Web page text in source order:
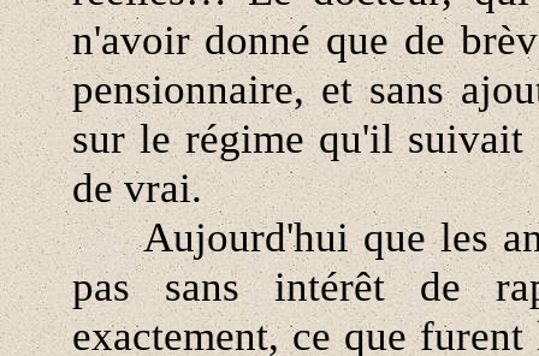
n'avoir donné que de
pensionnaire, et sans
sur le régime qu'il
de vrai.
Aujourd'hui que les
pas sans intérêt de
exactement, ce que